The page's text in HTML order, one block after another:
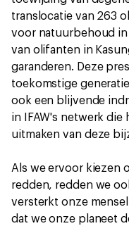
translocatie van 263
voor natuurbehoud in
van olifanten in
garanderen. Deze
toekomstige
ook een blijvende
in IFAW's netwerk die
uitmaken van deze
Als we ervoor kiezen
redden, redden we
versterkt onze
dat we onze planeet